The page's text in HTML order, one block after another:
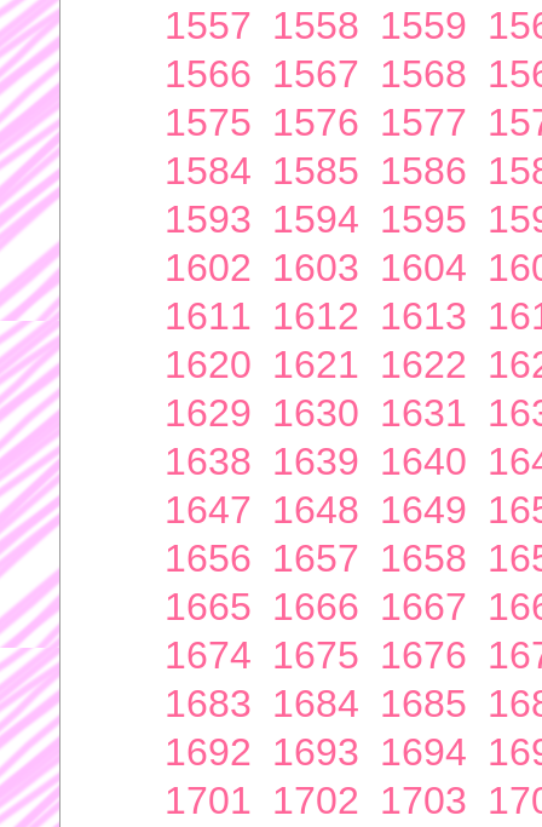
1557 1558 1559
1566 1567 1568
1575 1576 1577
1584 1585 1586
1593 1594 1595
1602 1603 1604
1611 1612 1613
1620 1621 1622
1629 1630 1631
1638 1639 1640
1647 1648 1649
1656 1657 1658
1665 1666 1667
1674 1675 1676
1683 1684 1685
1692 1693 1694
1701 1702 1703